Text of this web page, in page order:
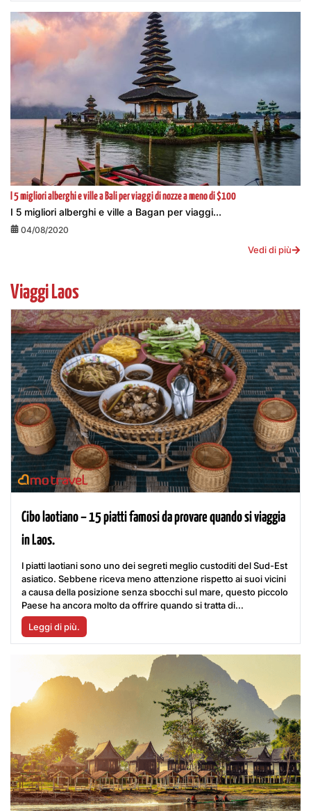
I 5 migliori alberghi e ville a Bali per viaggi di nozze a meno di $100
I 5 migliori alberghi e ville a Bagan per viaggi...
04/08/2020
Vedi di più
Viaggi Laos
Cibo laotiano – 15 piatti famosi da provare quando si viaggia
in Laos.
I piatti laotiani sono uno dei segreti meglio custoditi del Sud-Est
asiatico. Sebbene riceva meno attenzione rispetto ai suoi vicini
a causa della posizione senza sbocchi sul mare, questo piccolo
Paese ha ancora molto da offrire quando si tratta di...
Leggi di più.